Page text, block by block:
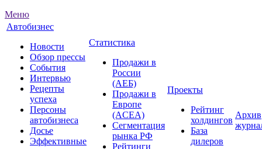
Меню
Автобизнес
Новости
Обзор прессы
События
Интервью
Рецепты
успеха
Персоны
автобизнеса
Досье
Эффективные
Статистика
Продажи в
России
(АЕБ)
Продажи в
Европе
(ACEA)
Сегментация
рынка РФ
Рейтинги
Проекты
Рейтинг
холдингов
База
дилеров
Архив